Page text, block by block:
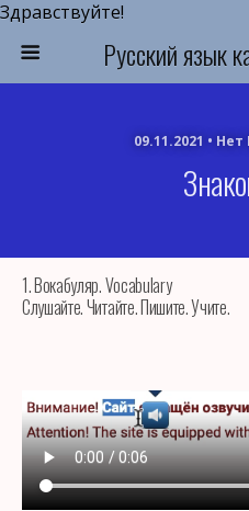
Здравствуйте!
Русский язык
09.11.2021 •
1. Вокабуляр. Vocabulary
Слушайте. Читайте. Пишите. Учите.